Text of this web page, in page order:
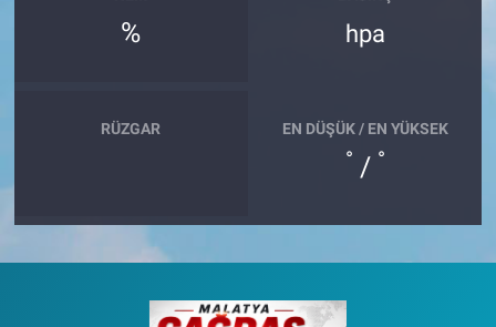
% hpa
RÜZGAR EN DÜŞÜK / EN YÜKSEK
° / °